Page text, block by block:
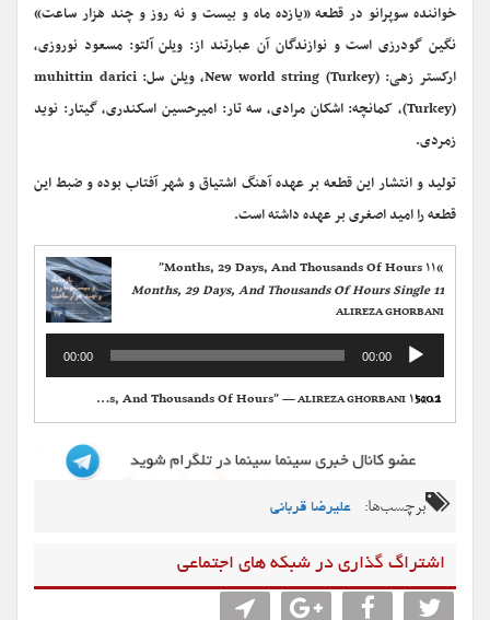
خواننده سوپرانو در قطعه «یازده ماه و بیست و نه روز و چند هزار ساعت»
نگین گودرزی است و نوازندگان آن عبارتند از: ویلن آلتو: مسعود نوروزی،
ارکستر زهی: New world string (Turkey)، ویلن سل: muhittin darici
(Turkey)، کمانچه: اشکان مرادی، سه تار: امیرحسین اسکندری، گیتار: نوید
زمردی.
تولید و انتشار این قطعه بر عهده آهنگ اشتیاق و شهر آفتاب بوده و ضبط این
قطعه را امید اصغری بر عهده داشته است.
“۱۱ Months, 29 Days, And Thousands Of Hours”
11 Months, 29 Days, And Thousands Of Hours Single
ALIREZA GHORBANI
پخش‌کننده
00:00
00:00
1. “۱۱ Months, 29 Days, And Thousands Of Hours” — ALIREZA GHORBANI 5:02
برچسب‌ها: علیرضا قربانی
اشتراگ گذاری در شبکه های اجتماعی